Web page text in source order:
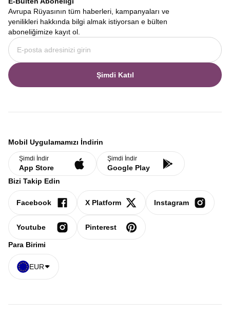
Avrupa Rüyasının tüm haberleri, kampanyaları ve
yenilikleri hakkında bilgi almak istiyorsan e bülten
aboneliğimize kayıt ol.
Şimdi Katıl
Mobil Uygulamamızı İndirin
Şimdi İndir
App Store
Şimdi İndir
Google Play
Bizi Takip Edin
Facebook X Platform Instagram
Youtube Pinterest
Para Birimi
EUR